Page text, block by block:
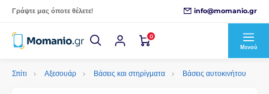
Γράψτε μας όποτε θέλετε! info@momanio.gr
0
Μενού
Σπίτι Αξεσουάρ Βάσεις και στηρίγματα Βάσεις αυτοκινήτου